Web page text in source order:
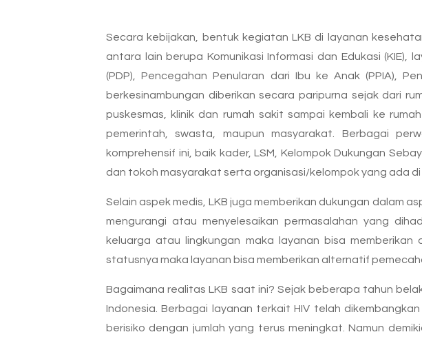
Secara kebijakan, bentuk kegiatan LKB di layanan
antara lain berupa Komunikasi Informasi dan Edukasi (KIE),
(PDP), Pencegahan Penularan dari Ibu ke Anak (PPIA),
berkesinambungan diberikan secara paripurna sejak dari
puskesmas, klinik dan rumah sakit sampai kembali ke
pemerintah, swasta, maupun masyarakat. Berbagai
komprehensif ini, baik kader, LSM, Kelompok Dukungan
dan tokoh masyarakat serta organisasi/kelompok yang ada di
Selain aspek medis, LKB juga memberikan dukungan dalam
mengurangi atau menyelesaikan permasalahan yang
keluarga atau lingkungan maka layanan bisa
statusnya maka layanan bisa memberikan alternatif
Bagaimana realitas LKB saat ini? Sejak beberapa tahun
Indonesia. Berbagai layanan terkait HIV telah
berisiko dengan jumlah yang terus meningkat. Namun